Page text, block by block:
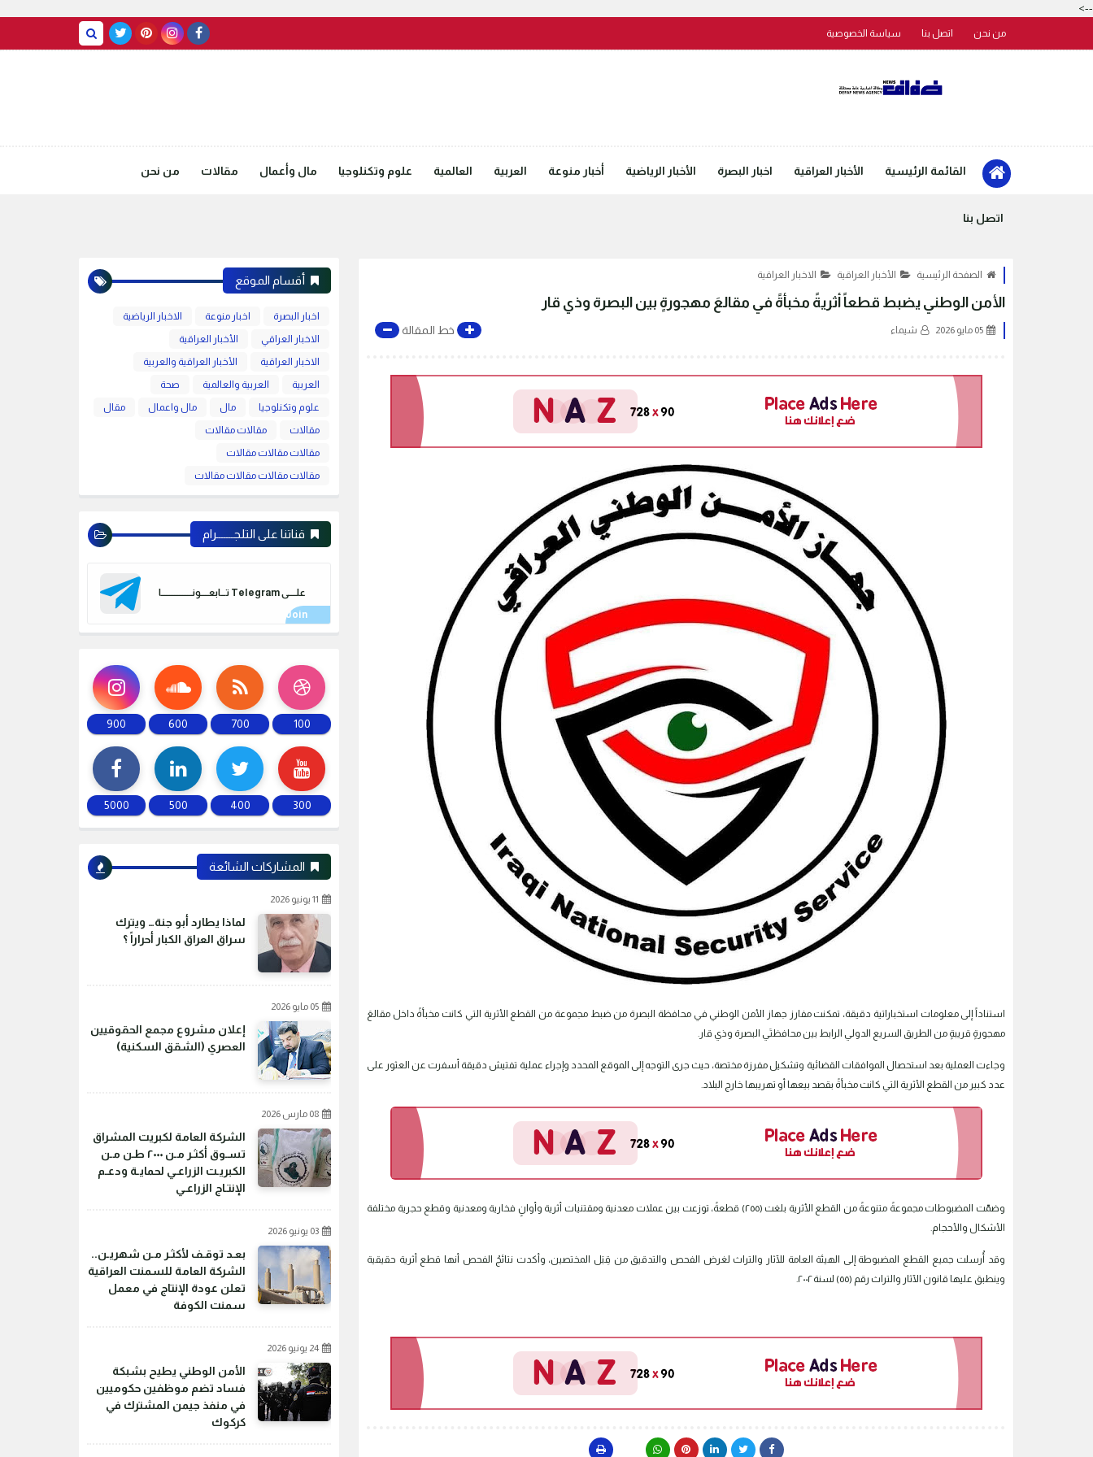
-->
من نحن اتصل بنا سياسة الخصوصية
القائمة الرئيسية الأخبار العراقية اخبار البصرة الأخبار الرياضية أخبار منوعة العربية العالمية علوم وتكنلوجيا مال وأعمال مقالات من نحن
اتصل بنا
الصفحة الرئيسية الأخبار العراقية الاخبار العراقية
الأمن الوطني يضبط قطعاً أثريةً مخبأةً في مقالعَ مهجورةٍ بين البصرة وذي قار
05 مايو 2026 شيماء خط المقالة
استناداً إلى معلومات استخباراتية دقيقة، تمكنت مفارز جهاز الأمن الوطني في محافظة البصرة من ضبط مجموعة من القطع الأثرية التي كانت مخبأةً داخل مقالعَ
مهجورةٍ قريبةٍ من الطريق السريع الدولي الرابط بين محافظتَي البصرة وذي قار.
وجاءت العملية بعد استحصال الموافقات القضائية وتشكيل مفرزة مختصة، حيث جرى التوجه إلى الموقع المحدد وإجراء عملية تفتيش دقيقة أسفرت عن العثور على
عدد كبير من القطع الأثرية التي كانت مخبأةً بقصد بيعها أو تهريبها خارج البلاد.
وضمّت المضبوطات مجموعةً متنوعةً من القطع الأثرية بلغت (٢٥٥) قطعةً، توزعت بين عملات معدنية ومقتنيات أثرية وأوانٍ فخارية ومعدنية وقطع حجرية مختلفة
الأشكال والأحجام.
وقد أُرسلت جميع القطع المضبوطة إلى الهيئة العامة للآثار والتراث لغرض الفحص والتدقيق من قِبَل المختصين، وأكدت نتائجُ الفحص أنها قطع أثرية حقيقية
وينطبق عليها قانون الآثار والتراث رقم (٥٥) لسنة ٢٠٠٢.
أقسام الموقع
اخبار البصرة اخبار منوعة
الاخبار الرياضية
الاخبار العراقي
الأخبار العراقية
الاخبار العراقية
الأخبار العراقية والعربية
العربية
العربية والعالمية
صحة
علوم وتكنلوجيا
مال مال واعمال
مقال
مقالات
مقالات مقالات
مقالات مقالات مقالات
مقالات مقالات مقالات مقالات
قناتنا على التلجـــــــرام
علـــــى Telegram تـــابعـــــونـــــــــــــــــــا
100
700
600
900
300
400
500
5000
المشاركات الشائعة
11 يونيو 2026
لماذا يطارد أبو جنة… ويترك
سراق العراق الكبار أحراراً ؟
05 مايو 2026
إعلان مشروع مجمع الحقوقيين
العصري (الشقق السكنية)
08 مارس 2026
الشركة العامة لكبريت المشراق
تسـوق أكثـر مـن ٢٠٠٠ طـن مـن
الكبريـت الزراعـي لحمايـة ودعـم
الإنتـاج الزراعـي
03 يونيو 2026
بعـد توقـف لأكثـر مـن شهريـن..
الشركة العامة للسمنت العراقية
تعلن عودة الإنتاج في معمل
سمنت الكوفة
24 يونيو 2026
الأمن الوطني يطيح بشبكة
فساد تضم موظفين حكوميين
في منفذ جيمن المشترك في
كركوك